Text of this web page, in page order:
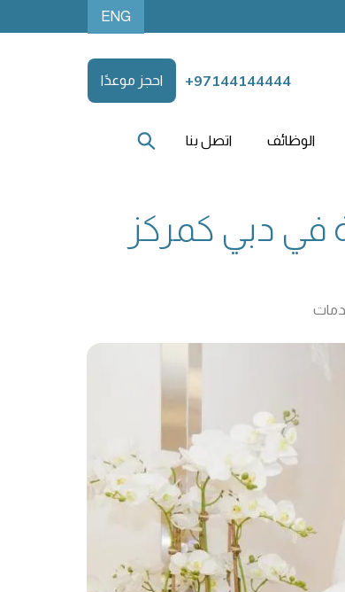
ENG
+97144144444 احجز موعدًا
الوظائف اتصل بنا
في دبي كمركز